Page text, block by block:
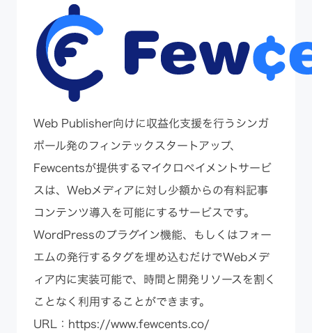
Web Publisher向けに収益化支援を行うシンガ
ポール発のフィンテックスタートアップ、
Fewcentsが提供するマイクロペイメントサービ
スは、Webメディアに対し少額からの有料記事
コンテンツ導入を可能にするサービスです。
WordPressのプラグイン機能、もしくはフォー
エムの発行するタグを埋め込むだけでWebメデ
ィア内に実装可能で、時間と開発リソースを割く
ことなく利用することができます。
URL： https://www.fewcents.co/